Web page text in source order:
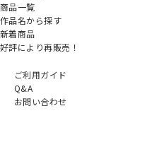
商品一覧
作品名から探す
新着商品
好評により再販売！
ご利用ガイド
Q&A
お問い合わせ